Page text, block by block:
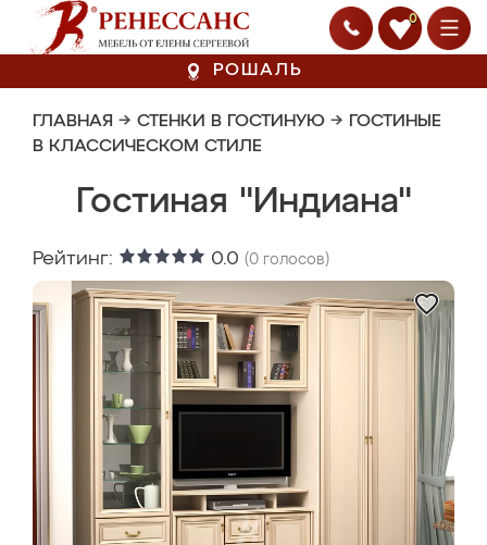
0
РОШАЛЬ
ГЛАВНАЯ → СТЕНКИ В ГОСТИНУЮ → ГОСТИНЫЕ
В КЛАССИЧЕСКОМ СТИЛЕ
Гостиная "Индиана"
Рейтинг: 0.0 (0 голосов)